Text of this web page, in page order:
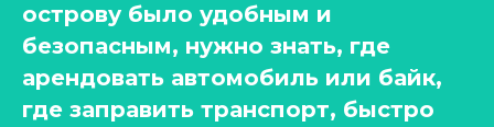
острову было удобным и
безопасным, нужно знать, где
арендовать автомобиль или байк,
где заправить транспорт, быстро